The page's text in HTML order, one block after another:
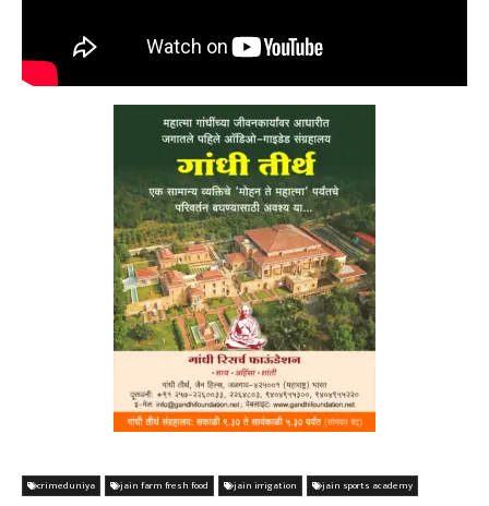
crimeduniya jain farm fresh food jain irrigation jain sports academy